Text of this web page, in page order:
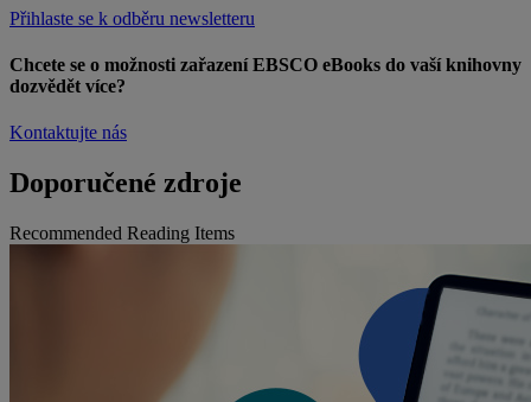
Přihlaste se k odběru newsletteru
Chcete se o možnosti zařazení EBSCO eBooks do vaší knihovny
dozvědět více?
Kontaktujte nás
Doporučené zdroje
Recommended Reading Items